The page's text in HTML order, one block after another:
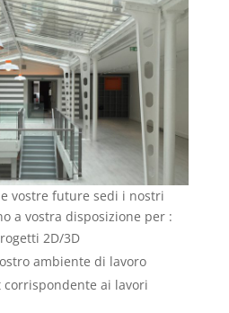
vostre future sedi i nostri
a vostra disposizione per :
2D/3D
ambiente di lavoro
ai lavori